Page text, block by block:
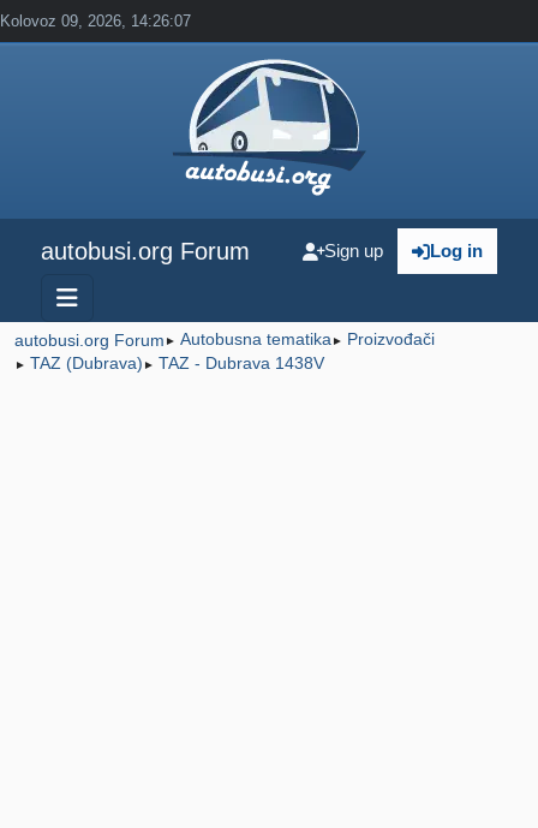
Kolovoz 09, 2026, 14:26:07
autobusi.org Forum Log in
Sign up
autobusi.org Forum ► Autobusna tematika ► Proizvođači
► TAZ (Dubrava) ► TAZ - Dubrava 1438V